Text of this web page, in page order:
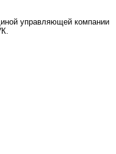
управляющей компании